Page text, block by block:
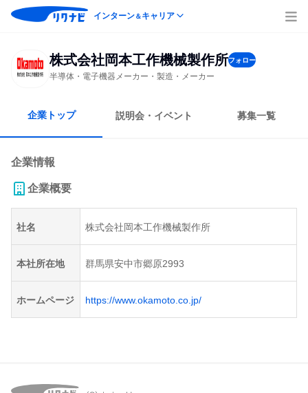
インターン＆キャリア
株式会社岡本工作機械製作所フォロー
半導体・電子機器メーカー・製造・メーカー
企業トップ 説明会・イベント 募集一覧
企業情報
企業概要
社名 株式会社岡本工作機械製作所
本社所在地 群馬県安中市郷原2993
ホームページ https://www.okamoto.co.jp/